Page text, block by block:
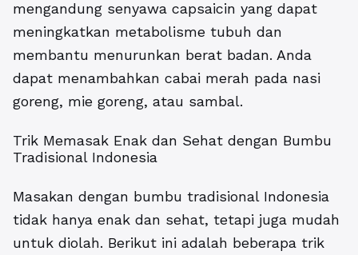
mengandung senyawa capsaicin yang dapat
meningkatkan metabolisme tubuh dan
membantu menurunkan berat badan. Anda
dapat menambahkan cabai merah pada nasi
goreng, mie goreng, atau sambal.
Trik Memasak Enak dan Sehat dengan Bumbu
Tradisional Indonesia
Masakan dengan bumbu tradisional Indonesia
tidak hanya enak dan sehat, tetapi juga mudah
untuk diolah. Berikut ini adalah beberapa trik